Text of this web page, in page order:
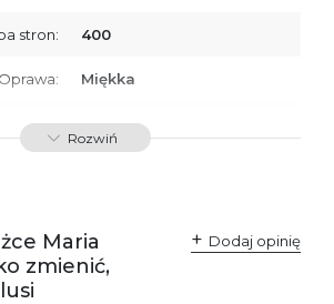
stron: 400
Oprawa: Miękka
ISBN 9788367616478
za
z
Sp. z o.o.
ul. Fredry 8
61-701 Poznań
Rozwiń
Maria
zmienić,
Dodaj opinię